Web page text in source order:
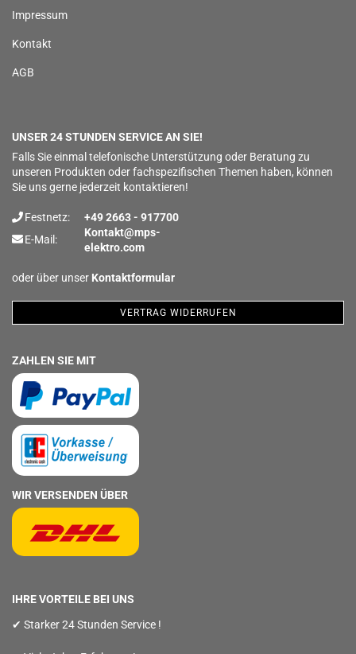
Impressum
Kontakt
AGB
UNSER 24 STUNDEN SERVICE AN SIE!
Falls Sie einmal telefonische Unterstützung oder Beratung zu
unseren Produkten oder fachspezifischen Themen haben, können
Sie uns gerne jederzeit kontaktieren!
Festnetz:
+49 2663 - 917700
E-Mail:
Kontakt@mps-
elektro.com
oder über unser Kontaktformular
VERTRAG WIDERRUFEN
ZAHLEN SIE MIT
WIR VERSENDEN ÜBER
IHRE VORTEILE BEI UNS
✔ Starker 24 Stunden Service !